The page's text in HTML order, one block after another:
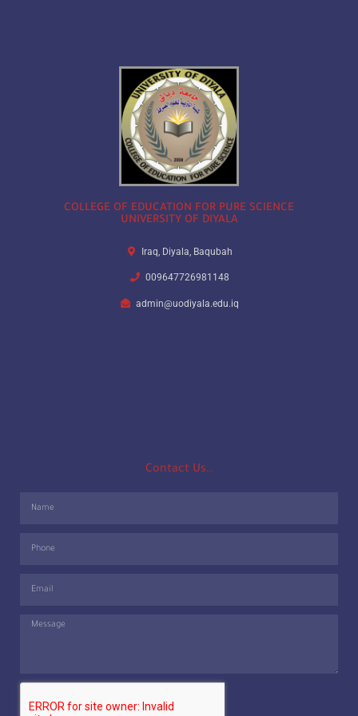
COLLEGE OF EDUCATION FOR PURE SCIENCE
UNIVERSITY OF DIYALA
Iraq, Diyala, Baqubah
009647726981148
admin@uodiyala.edu.iq
Contact Us..